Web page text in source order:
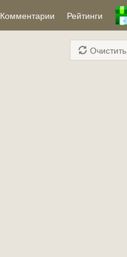
Комментарии Рейтинги
Очистить